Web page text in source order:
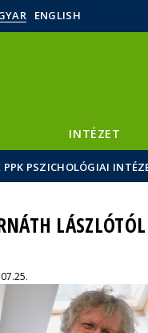
ENGLISH
INTÉZET
PPK PSZICHOLÓGIAI